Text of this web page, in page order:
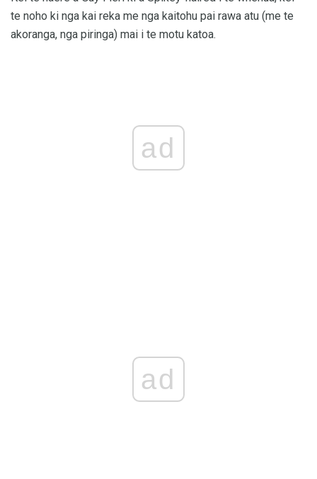
te noho ki nga kai reka me nga kaitohu pai rawa atu (me te
akoranga, nga piringa) mai i te motu katoa.
ad
ad